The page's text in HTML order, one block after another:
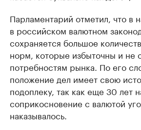
Парламентарий отметил, что в
в российском валютном
сохраняется большое
норм, которые избыточны и не
потребностям рынка. По его
положение дел имеет свою
подоплеку, так как еще 30 лет
соприкосновение с валютой
наказывалось.